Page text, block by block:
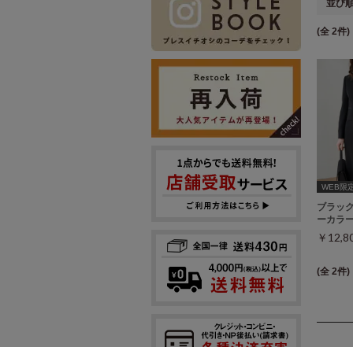
並び
(全 2件)
WEB限
ブラッ
ーカラ
￥
(全 2件)